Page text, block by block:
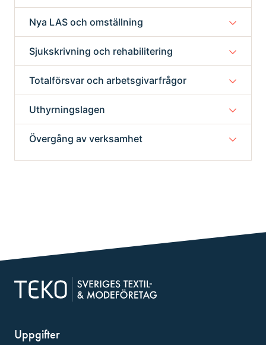
Nya LAS och omställning
Sjukskrivning och rehabilitering
Totalförsvar och arbetsgivarfrågor
Uthyrningslagen
Övergång av verksamhet
Uppgifter